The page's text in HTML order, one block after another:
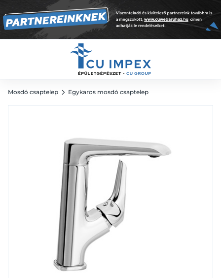
Mosdó csaptelep Egykaros mosdó csaptelep
27 699 Ft
38 471 Ft